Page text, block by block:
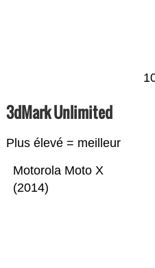
3dMark Unlimited
Plus élevé = meilleur
Motorola Moto X
(2014)